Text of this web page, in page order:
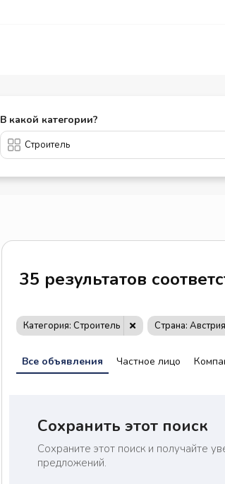
В какой категории?
35 результатов
Категория: Строитель Страна: Австрия
Все объявления Частное лицо
Сохранить этот поиск
Сохраните этот поиск и получайте
предложений.